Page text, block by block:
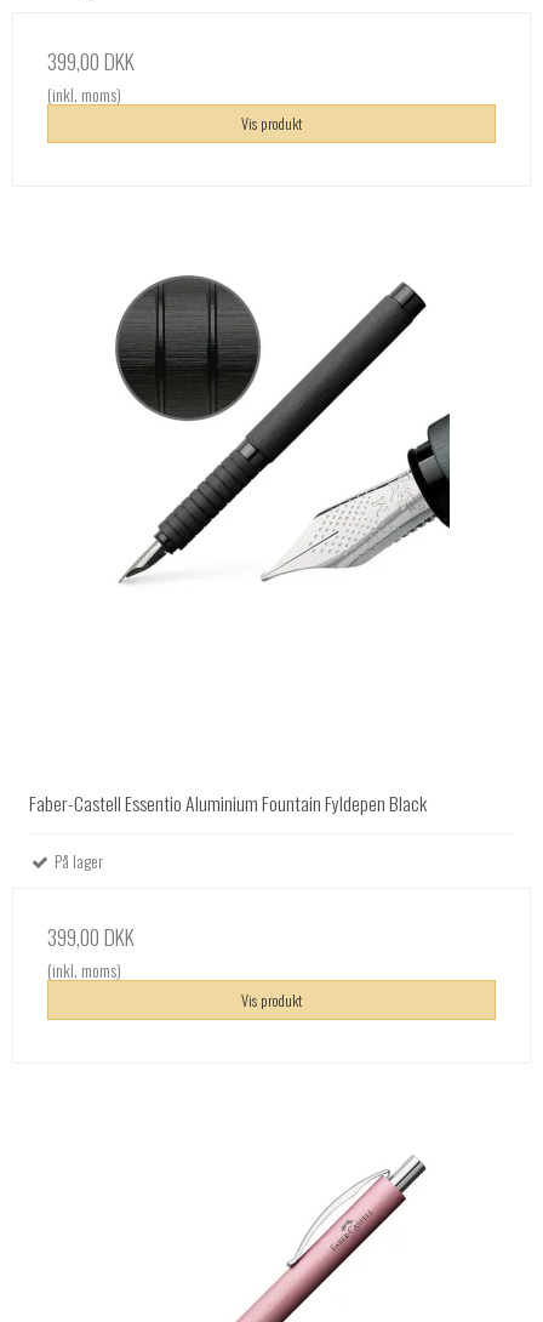
399,00 DKK
(inkl. moms)
Vis produkt
Faber-Castell Essentio Aluminium Fountain Fyldepen Black
På lager
399,00 DKK
(inkl. moms)
Vis produkt